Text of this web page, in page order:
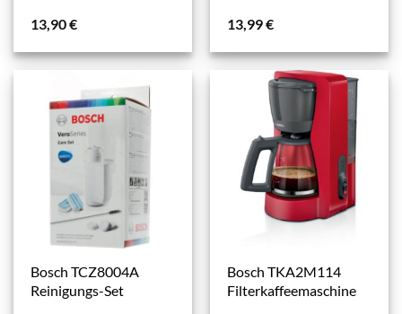
13,90€
13,99€
Bosch TCZ8004A
Reinigungs-Set
Bosch TKA2M114
Filterkaffeemaschine